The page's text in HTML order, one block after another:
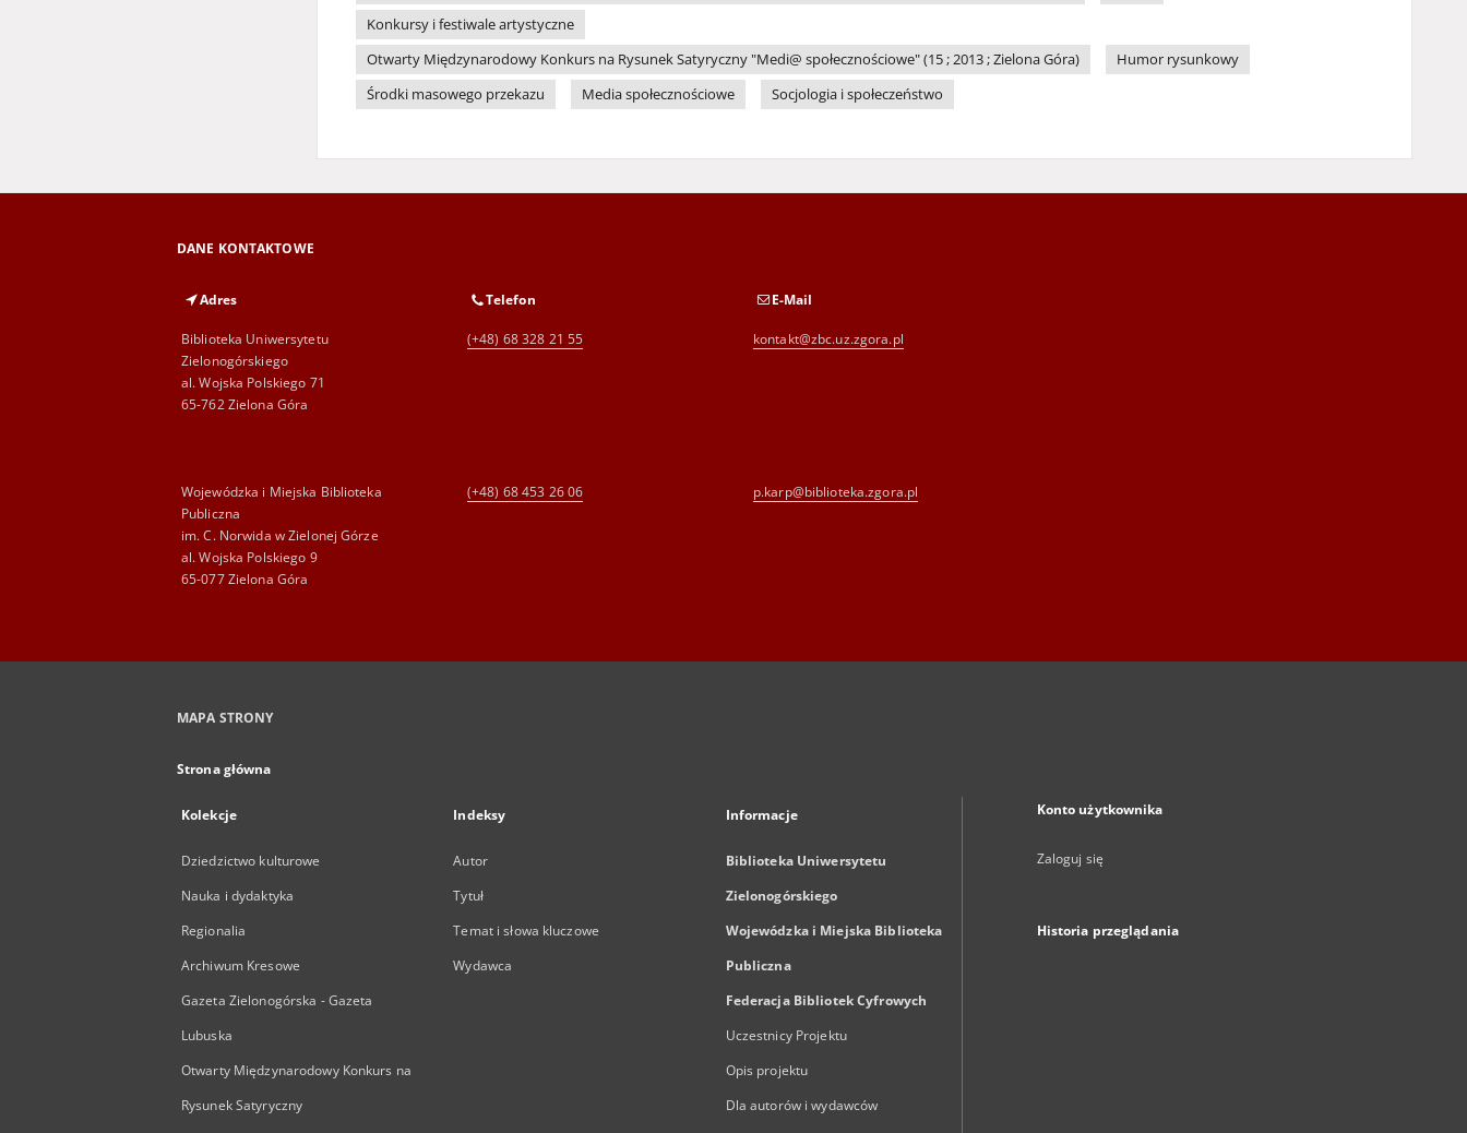
Konkursy i festiwale artystyczne
Otwarty Międzynarodowy Konkurs na Rysunek Satyryczny "Medi@ społecznościowe" (15 ; 2013 ; Zielona Góra)
Humor rysunkowy
Środki masowego przekazu
Media społecznościowe Socjologia i społeczeństwo
DANE KONTAKTOWE
Adres
Biblioteka Uniwersytetu
Zielonogórskiego
al. Wojska Polskiego 71
65-762 Zielona Góra
Telefon
(+48) 68 328 21 55
E-Mail
kontakt@zbc.uz.zgora.pl
Wojewódzka i Miejska Biblioteka
Publiczna
im. C. Norwida w Zielonej Górze
al. Wojska Polskiego 9
65-077 Zielona Góra
(+48) 68 453 26 06 p.karp@biblioteka.zgora.pl
MAPA STRONY
Strona główna
Kolekcje
Dziedzictwo kulturowe
Nauka i dydaktyka
Regionalia
Archiwum Kresowe
Gazeta Zielonogórska - Gazeta
Lubuska
Otwarty Międzynarodowy Konkurs na
Rysunek Satyryczny
Indeksy
Autor
Tytuł
Temat i słowa kluczowe
Wydawca
Informacje
Biblioteka Uniwersytetu
Zielonogórskiego
Wojewódzka i Miejska Biblioteka
Publiczna
Federacja Bibliotek Cyfrowych
Uczestnicy Projektu
Opis projektu
Dla autorów i wydawców
Konto użytkownika
Zaloguj się
Historia przeglądania